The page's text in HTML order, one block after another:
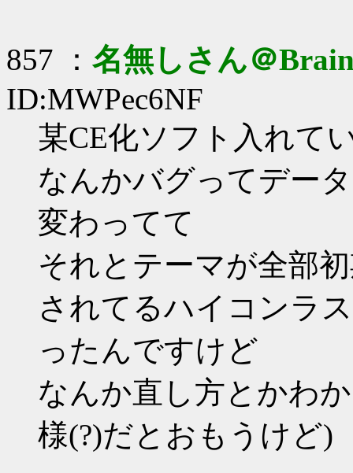
857 ： 名無しさん＠
ID:MWPec6NF
某CE化ソフト入れて
なんかバグってデー
変わってて
それとテーマが全部
されてるハイコンラ
ったんですけど
なんか直し方とかわ
様(?)だとおもうけど)